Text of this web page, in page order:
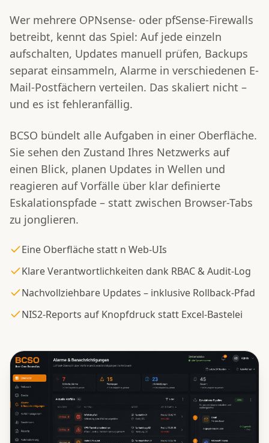
Wer mehrere OPNsense- oder pfSense-Firewalls
betreibt, kennt das Spiel: Auf jede einzeln
aufschalten, Updates manuell prüfen, Backups
separat einsammeln, Alarme in verschiedenen E-
Mail-Postfächern verteilen. Das skaliert nicht –
und es ist fehleranfällig.
BCSO bündelt alle Aufgaben in einer Oberfläche.
Sie sehen den Zustand Ihres Netzwerks auf
einen Blick, planen Updates in Wellen und
reagieren auf Vorfälle über klar definierte
Eskalationspfade – statt zwischen Browser-Tabs
zu jonglieren.
Eine Oberfläche statt n Web-UIs
Klare Verantwortlichkeiten dank RBAC & Audit-Log
Nachvollziehbare Updates – inklusive Rollback-Pfad
NIS2-Reports auf Knopfdruck statt Excel-Bastelei